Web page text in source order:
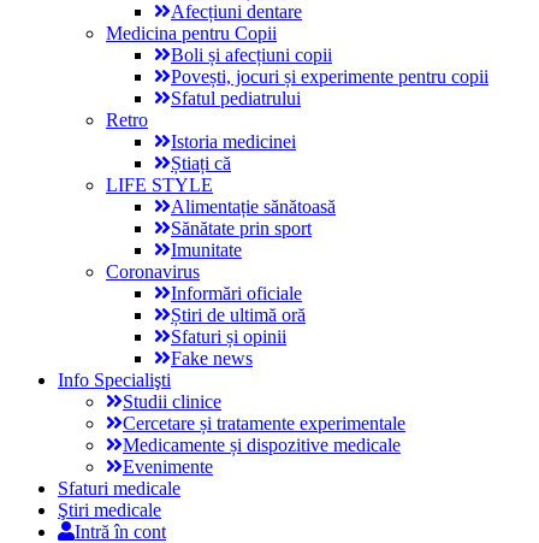
Afecțiuni dentare
Medicina pentru Copii
Boli și afecțiuni copii
Povești, jocuri și experimente pentru copii
Sfatul pediatrului
Retro
Istoria medicinei
Știați că
LIFE STYLE
Alimentație sănătoasă
Sănătate prin sport
Imunitate
Coronavirus
Informări oficiale
Știri de ultimă oră
Sfaturi și opinii
Fake news
Info Specialişti
Studii clinice
Cercetare și tratamente experimentale
Medicamente și dispozitive medicale
Evenimente
Sfaturi medicale
Ştiri medicale
Intră în cont